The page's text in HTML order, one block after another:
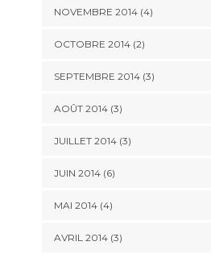
NOVEMBRE 2014(4)
OCTOBRE 2014(2)
SEPTEMBRE 2014(3)
AOÛT 2014(3)
JUILLET 2014(3)
JUIN 2014(6)
MAI 2014(4)
AVRIL 2014(3)